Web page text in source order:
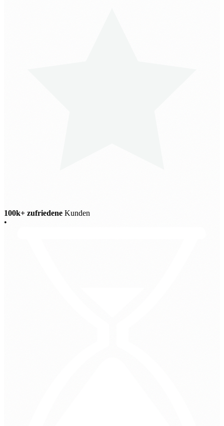
100k+ zufriedene Kunden
•